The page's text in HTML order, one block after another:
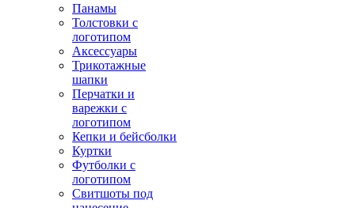
Панамы
Толстовки с
логотипом
Аксессуары
Трикотажные
шапки
Перчатки и
варежки с
логотипом
Кепки и бейсболки
Куртки
Футболки с
логотипом
Свитшоты под